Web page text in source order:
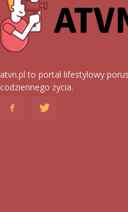
atvn.pl to portal lifestylowy
codziennego życia.